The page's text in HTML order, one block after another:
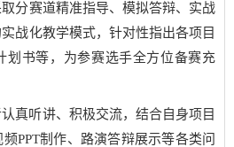
分赛道精准指导、模拟答辩、实战
战化教学模式，针对性指出各项目
划书等，为参赛选手全方位备赛充
真听讲、积极交流，结合自身项目
PPT制作、路演答辩展示等各类问